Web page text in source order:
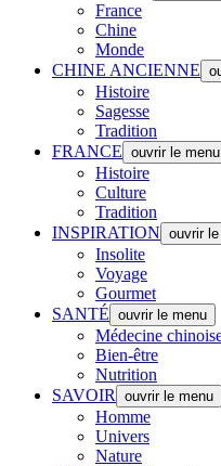
France
Chine
Monde
CHINE ANCIENNE
Histoire
Sagesse
Tradition
FRANCE ouvrir le menu
Histoire
Culture
Tradition
INSPIRATION ouvrir
Insolite
Voyage
Gourmet
SANTÉ ouvrir le menu
Médecine
Bien-être
Nutrition
SAVOIR
ouvrir le menu
Homme
Univers
Nature